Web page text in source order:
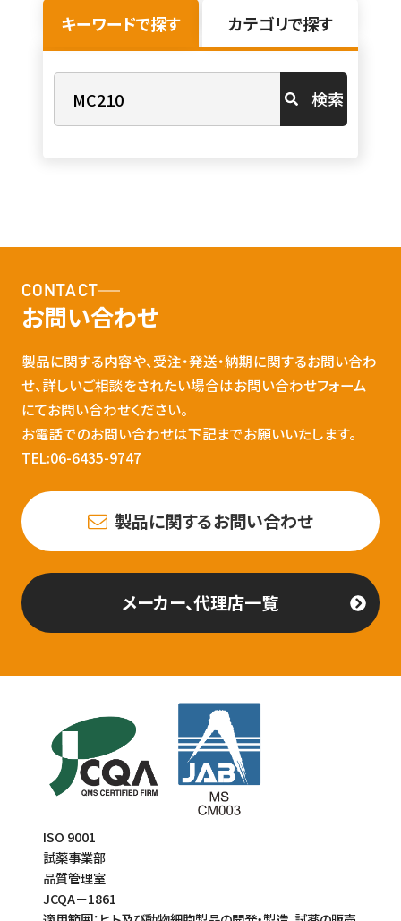
キーワードで探す カテゴリで探す
検索
CONTACT
お問い合わせ
製品に関する内容や、受注・発送・納期に関するお問い合わ
せ、詳しいご相談をされたい場合はお問い合わせフォーム
にてお問い合わせください。
お電話でのお問い合わせは下記までお願いいたします。
TEL:06-6435-9747
製品に関するお問い合わせ
メーカー、代理店一覧
ISO 9001
試薬事業部
品質管理室
JCQA－1861